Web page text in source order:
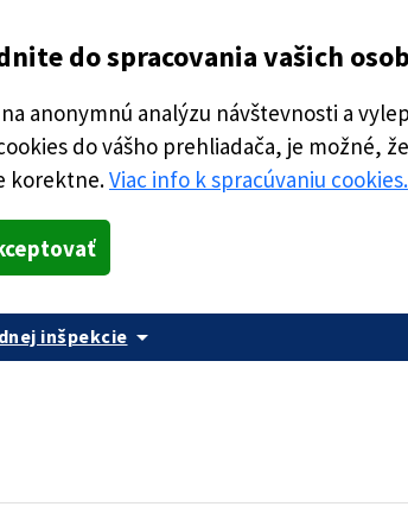
do spracovania vašich
anonymnú analýzu návštevnosti a
do vášho prehliadača, je možné,
korektne.Viac info k spracúvaniu cookies.
inšpekciearrow_drop_down